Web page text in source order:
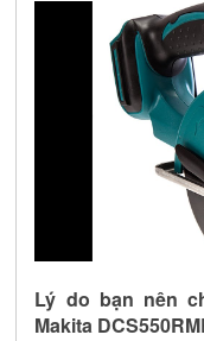
Lý do bạn nên
Makita